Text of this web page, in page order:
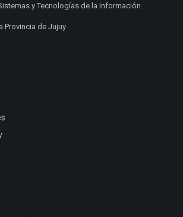
y Tecnologías de la Información.
Provincia de Jujuy